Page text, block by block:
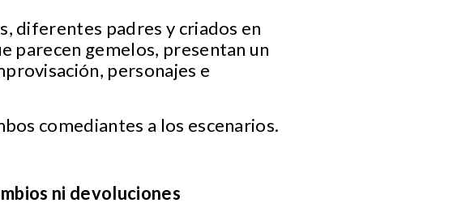
diferentes padres y criados en
parecen gemelos, presentan un
personajes e
comediantes a los escenarios.
ni devoluciones